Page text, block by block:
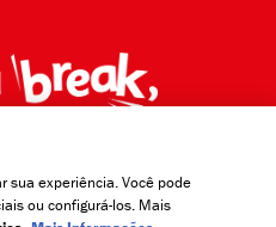
TikT
sua experiência. Você pode
ou configurá-los. Mais